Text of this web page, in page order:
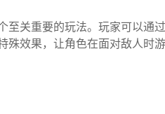
至关重要的玩法。玩家可以通
殊效果，让角色在面对敌人时